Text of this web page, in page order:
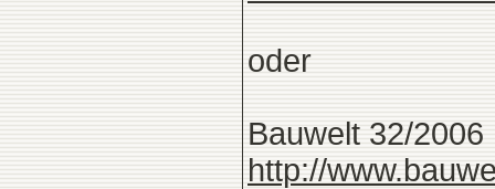
oder
Bauwelt 32/2006
http://